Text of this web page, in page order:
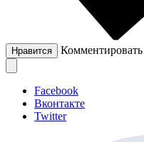
Нравится Комментировать
Facebook
Вконтакте
Twitter